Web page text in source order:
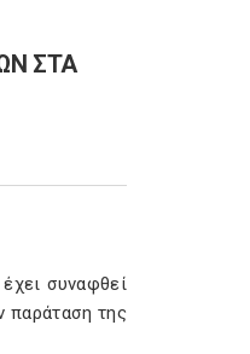
ΣΤΑ
συναφθεί
παράταση της